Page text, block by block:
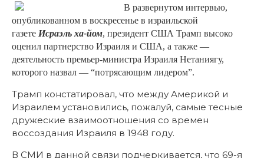
В развернутом интервью,
опубликованном в воскресенье в израильской
газете Исраэль ха-йом, президент США Трамп высоко
оценил партнерство Израиля и США, а также —
деятельность премьер-министра Израиля Нетаниягу,
которого назвал — “потрясающим лидером”.
Трамп констатировал, что между Америкой и
Израилем установились, пожалуй, самые тесные
дружеские взаимоотношения со времен
воссоздания Израиля в 1948 году.
В СМИ в данной связи подчеркивается, что 69-я